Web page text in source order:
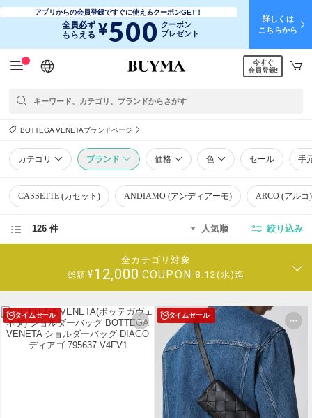
アプリからの会員登録ですぐに使えるクーポンGET！
全員必ず
もらえる ¥500 クーポン
プレゼント
詳しくは
こちらから
日本語
English
简体中文
繁體中文
今すぐ
会員登録!
BOTTEGA VENETAブランドページ
カテゴリ ブランド 価格 色 セール 手
CASSETTE (カセット) ANDIAMO (アンディアーモ) ARCO (アルコ)
126 件 人気順 絞り込み
全カテゴリ対象
総額 ¥12,000 COUPON 8.12(水)迄
タイムセール タイムセール